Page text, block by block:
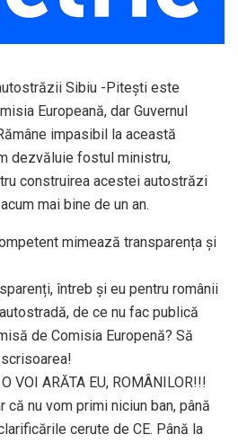
Sibiu -Pitești este
Europeană, dar Guvernul
impasibil la această
dezvăluie fostul ministru,
construirea acestei autostrăzi
mai bine de un an.
mimează transparența și
întreb și eu pentru românii
de ce nu fac publică
de Comisia Europenă? Să
VOI ARĂTA EU, ROMÂNILOR!!!
nu vom primi niciun ban, până
cerute de CE. Până la